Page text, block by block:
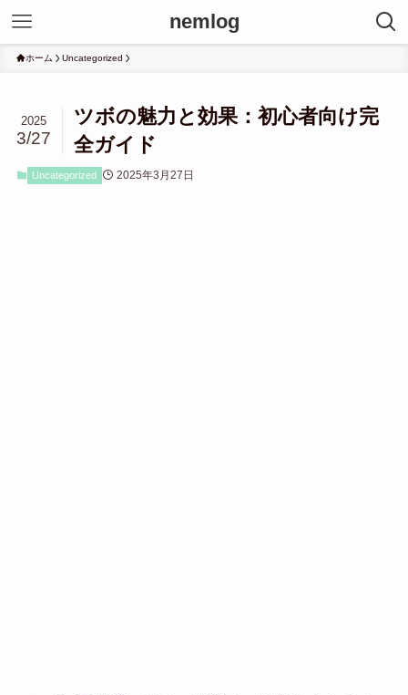
nemlog
ホーム Uncategorized
ツボの魅力と効果：初心者向け完
全ガイド
2025
3/27
Uncategorized 2025年3月27日